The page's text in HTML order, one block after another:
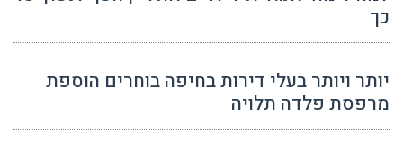
כך
יותר ויותר בעלי דירות בחיפה בוחרים הוספת
מרפסת פלדה תלויה